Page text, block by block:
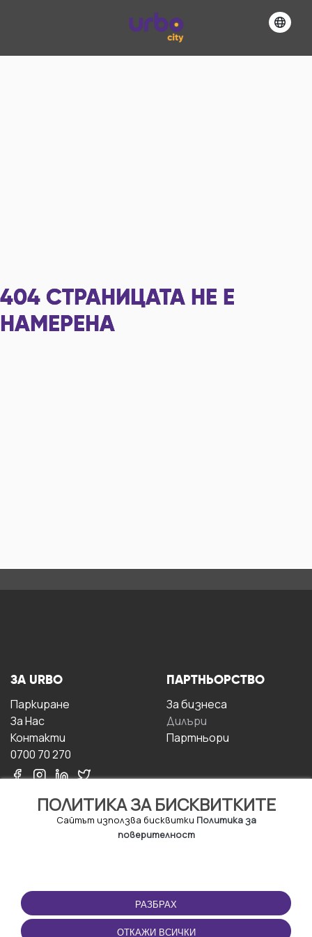
404 СТРАНИЦАТА НЕ Е
НАМЕРЕНА
ПОЛИТИКА ЗА БИСКВИТКИТЕ
Сайтът използва бисквитки Политика за
поверителност
РАЗБРАХ
ОТКАЖИ ВСИЧКИ
ЗА URBO
Паркиране
За Hас
Контакти
0700 70 270
ПАРТНЬОРСТВО
За бизнесa
Дилъри
Партньори
ПОЛЗВАНЕ
Правила и условия за
ползване
ПРИЛОЖЕНИЕТО